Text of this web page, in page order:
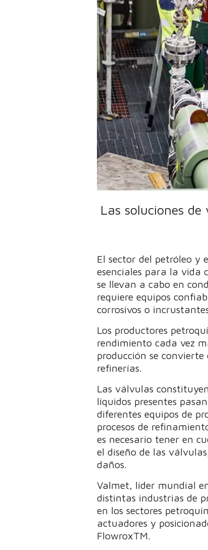
Las soluciones
El sector del petróleo y
esenciales para la vida
se llevan a cabo en
requiere equipos
corrosivos o
Los productores
rendimiento cada vez
producción se
refinerías.
Las válvulas
líquidos presentes
diferentes equipos de
procesos de
es necesario tener en
el diseño de las
daños.
Valmet, líder mundial
distintas industrias de
en los sectores
actuadores y
FlowroxTM.